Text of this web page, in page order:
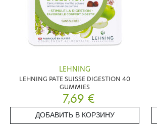
LEHNING
LEHNING PATE SUISSE DIGESTION 40
GUMMIES
7,69 €
ДОБАВИТЬ В КОРЗИНУ